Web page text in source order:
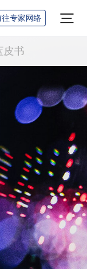
往专家网络
皮书